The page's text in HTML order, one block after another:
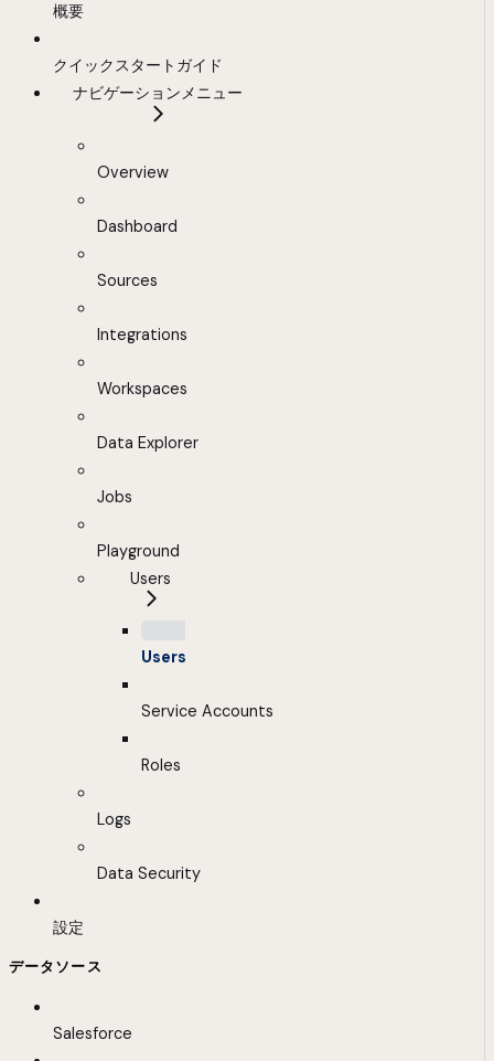
概要
クイックスタートガイド
ナビゲーションメニュー
Overview
Dashboard
Sources
Integrations
Workspaces
Data Explorer
Jobs
Playground
Users
Users
Service Accounts
Roles
Logs
Data Security
設定
データソース
Salesforce